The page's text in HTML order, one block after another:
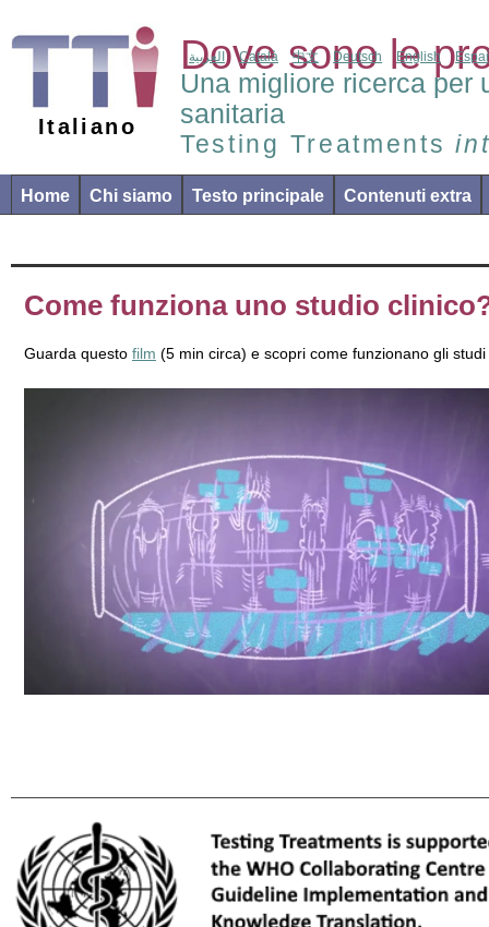
Italiano
Dove sono le
Una migliore ricerca per
sanitaria
Testing Treatments
العربية Català 中文 Deutsch English
Home Chi siamo Testo principale Contenuti extra
Come funziona uno studio
Guarda questo film (5 min circa) e scopri come funzionano gli